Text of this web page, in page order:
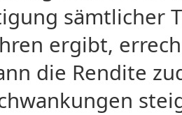
sämtlicher
ergibt,
die Rendite